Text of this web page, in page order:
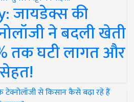
जायडेक्स की
ने बदली खेती
तक घटी लागत और
सेहत!